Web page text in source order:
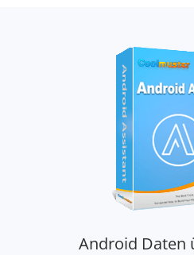
Android Daten